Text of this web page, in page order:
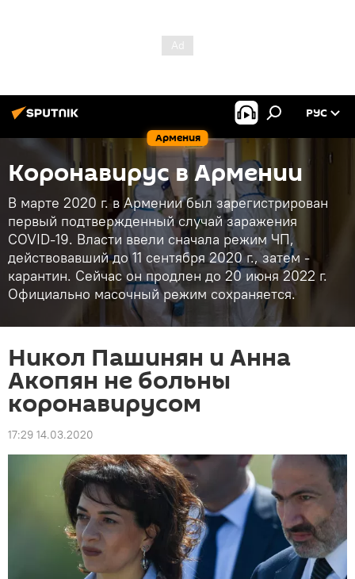
Армения
РУС
Коронавирус в Армении
В марте 2020 г. в Армении был зарегистрирован
первый подтвержденный случай заражения
COVID-19. Власти ввели сначала режим ЧП,
действовавший до 11 сентября 2020 г., затем -
карантин. Сейчас он продлен до 20 июня 2022 г.
Официально масочный режим сохраняется.
Никол Пашинян и Анна
Акопян не больны
коронавирусом
17:29 14.03.2020